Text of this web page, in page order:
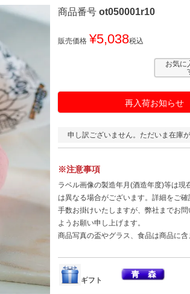
商品番号 ot050001r10
販売価格 ¥5,038税込
お気に
再入荷お知らせ
申し訳ございません。ただいま在庫が
※注意事項
ラベル画像の製造年月(酒造年度)等は現
は異なる場合がございます。詳細をご
手数お掛けいたしますが、弊社までお
ようお願い申し上げます。
商品写真の盃やグラス、食品は商品に含
ギフト